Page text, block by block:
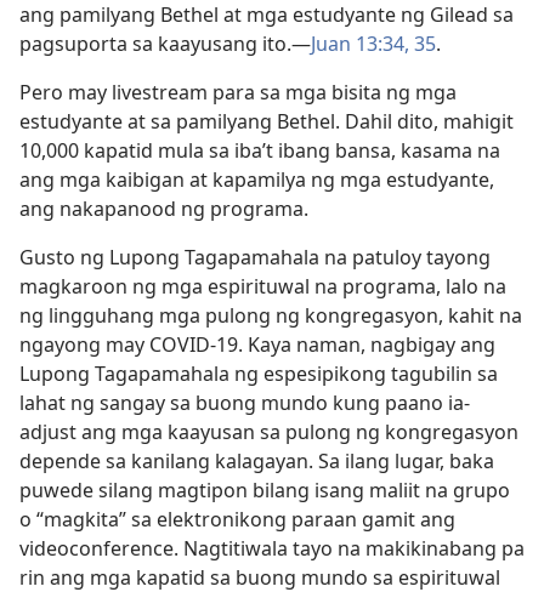
ang pamilyang Bethel at mga estudyante ng Gilead sa
pagsuporta sa kaayusang ito.​—Juan 13:34, 35.
Pero may livestream para sa mga bisita ng mga
estudyante at sa pamilyang Bethel. Dahil dito, mahigit
10,000 kapatid mula sa iba’t ibang bansa, kasama na
ang mga kaibigan at kapamilya ng mga estudyante,
ang nakapanood ng programa.
Gusto ng Lupong Tagapamahala na patuloy tayong
magkaroon ng mga espirituwal na programa, lalo na
ng lingguhang mga pulong ng kongregasyon, kahit na
ngayong may COVID-19. Kaya naman, nagbigay ang
Lupong Tagapamahala ng espesipikong tagubilin sa
lahat ng sangay sa buong mundo kung paano ia-
adjust ang mga kaayusan sa pulong ng kongregasyon
depende sa kanilang kalagayan. Sa ilang lugar, baka
puwede silang magtipon bilang isang maliit na grupo
o “magkita” sa elektronikong paraan gamit ang
videoconference. Nagtitiwala tayo na makikinabang pa
rin ang mga kapatid sa buong mundo sa espirituwal